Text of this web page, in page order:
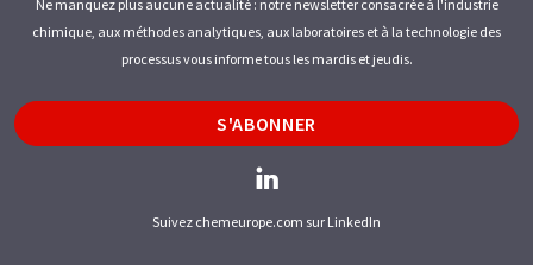
Ne manquez plus aucune actualité : notre newsletter consacrée à l'industrie
chimique, aux méthodes analytiques, aux laboratoires et à la technologie des
processus vous informe tous les mardis et jeudis.
S'ABONNER
Suivez chemeurope.com sur LinkedIn